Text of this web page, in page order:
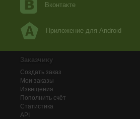
Вконтакте
Приложение для Android
Заказчику
Создать заказ
Мои заказы
Извещения
Пополнить счёт
Статистика
API